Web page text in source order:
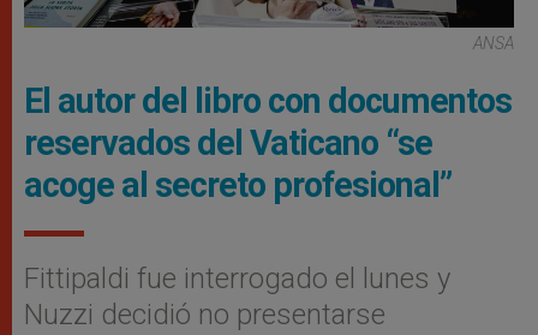
ANSA
El autor del libro con documentos
reservados del Vaticano “se
acoge al secreto profesional”
Fittipaldi fue interrogado el lunes y
Nuzzi decidió no presentarse